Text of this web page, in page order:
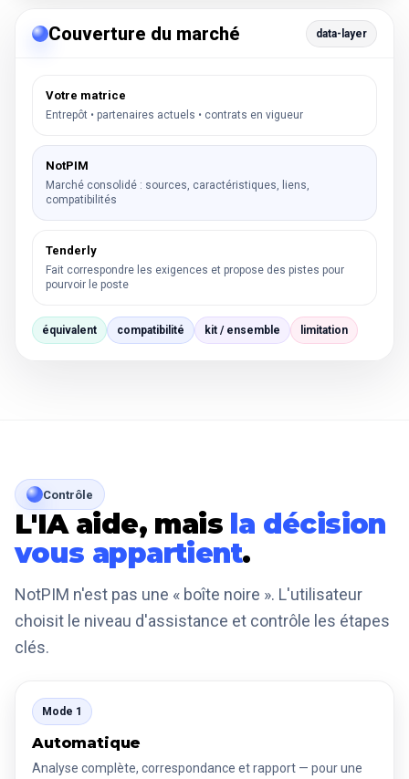
Couverture du marché data-layer
Votre matrice
Entrepôt • partenaires actuels • contrats en vigueur
NotPIM
Marché consolidé : sources, caractéristiques, liens,
compatibilités
Tenderly
Fait correspondre les exigences et propose des pistes pour
pourvoir le poste
équivalent compatibilité kit / ensemble limitation
Contrôle
L'IA aide, mais la décision
vous appartient.
NotPIM n'est pas une « boîte noire ». L'utilisateur
choisit le niveau d'assistance et contrôle les étapes
clés.
Mode 1
Automatique
Analyse complète, correspondance et rapport — pour une